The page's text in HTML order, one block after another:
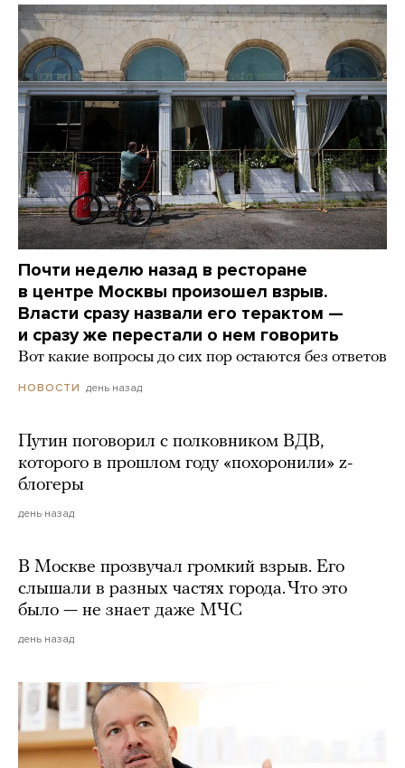
Почти неделю назад в ресторане
в центре Москвы произошел взрыв.
Власти сразу назвали его терактом —
и сразу же перестали о нем говорить
Вот какие вопросы до сих пор остаются без ответов
НОВОСТИ день назад
Путин поговорил с полковником ВДВ,
которого в прошлом году «похоронили» z-
блогеры
день назад
В Москве прозвучал громкий взрыв. Его
слышали в разных частях города. Что это
было — не знает даже МЧС
день назад